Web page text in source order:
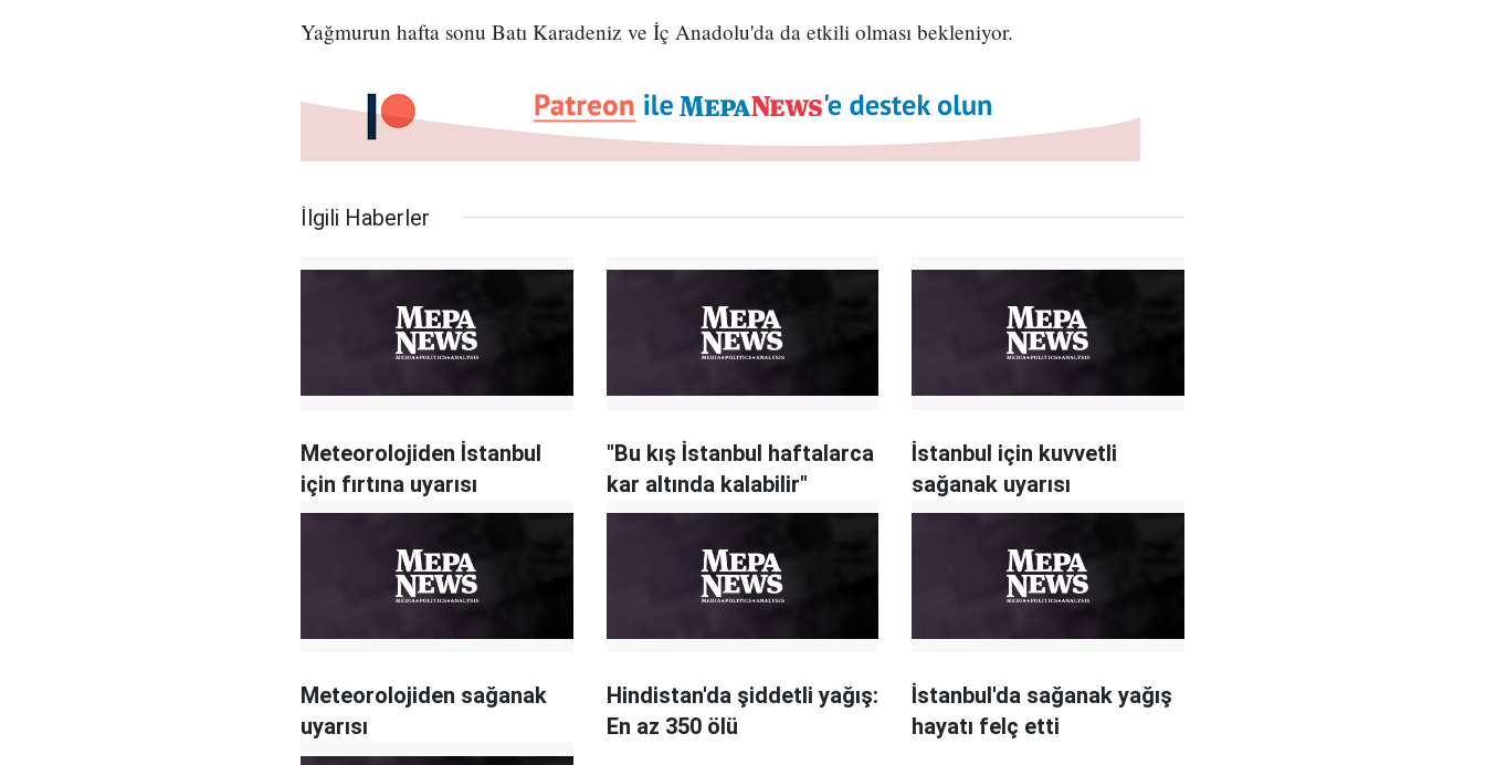
Yağmurun hafta sonu Batı Karadeniz ve İç Anadolu'da da etkili olması bekleniyor.
İlgili Haberler
Meteorolojiden İstanbul
için fırtına uyarısı
"Bu kış İstanbul haftalarca
kar altında kalabilir"
İstanbul için kuvvetli
sağanak uyarısı
Meteorolojiden sağanak
uyarısı
Hindistan'da şiddetli yağış:
En az 350 ölü
İstanbul'da sağanak yağış
hayatı felç etti